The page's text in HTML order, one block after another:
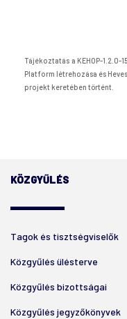
Tájékoztatás a KEHOP-1.2.0-
Platform létrehozása és
projekt keretében történt.
KÖZGYŰLÉS
Tagok és tisztségviselők
Közgyűlés ülésterve
Közgyűlés bizottságai
Közgyűlés jegyzőkönyvek